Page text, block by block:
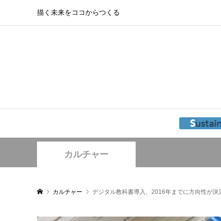
描く未来をココからつくる
カルチャー
カルチャー デジタル教科書導入、2016年までに方向性が決